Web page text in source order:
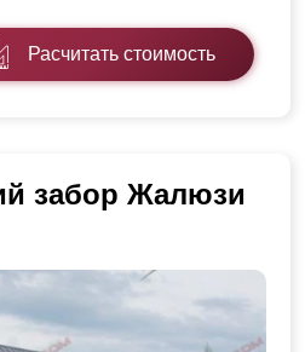
Расчитать стоимость
забор Жалюзи